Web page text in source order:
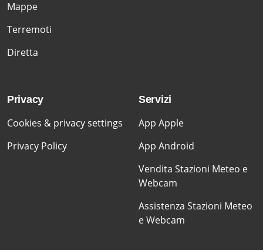
Mappe
Terremoti
Diretta
Privacy
Cookies & privacy settings
Privacy Policy
Servizi
App Apple
App Android
Vendita Stazioni Meteo e
Webcam
Assistenza Stazioni Meteo
e Webcam